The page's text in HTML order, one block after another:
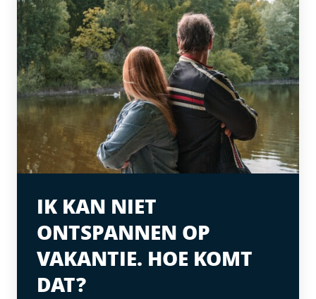
IK KAN NIET
ONTSPANNEN OP
VAKANTIE. HOE KOMT
DAT?